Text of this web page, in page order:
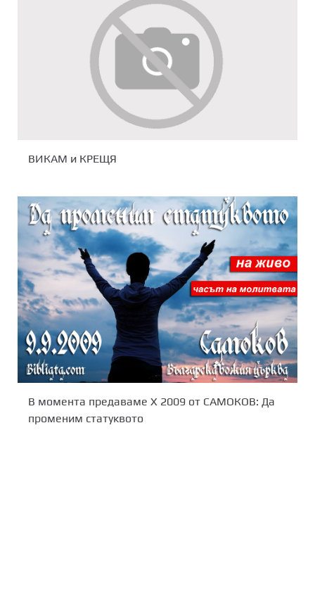
ВИКАМ и КРЕЩЯ
В момента предаваме X 2009 от САМОКОВ: Да
променим статуквото